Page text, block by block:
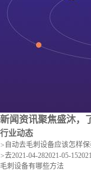
新闻资讯聚焦盛沐，
行业动态
> 自动去毛刺设备应该怎样
2021-05-15
2021-04-28
>去
毛刺设备有哪些方法